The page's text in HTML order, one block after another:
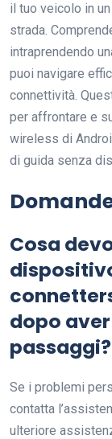
il tuo veicolo in
strada.
intraprendendo
puoi navigare
connettività.
per affrontare e
wireless di
di guida senza
Cosa
dopo
passaggi?
Se i problemi
contatta
ulteriore